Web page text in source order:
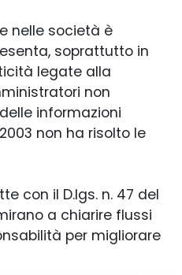
nelle società è
soprattutto in
legate alla
non
informazioni
non ha risolto le
con il D.lgs. n. 47 del
a chiarire flussi
per migliorare